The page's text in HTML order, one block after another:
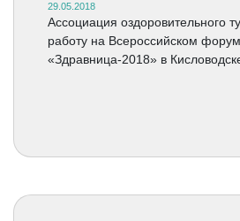
29.05.2018
Ассоциация оздоровительного
работу на Всероссийском
«Здравница-2018» в